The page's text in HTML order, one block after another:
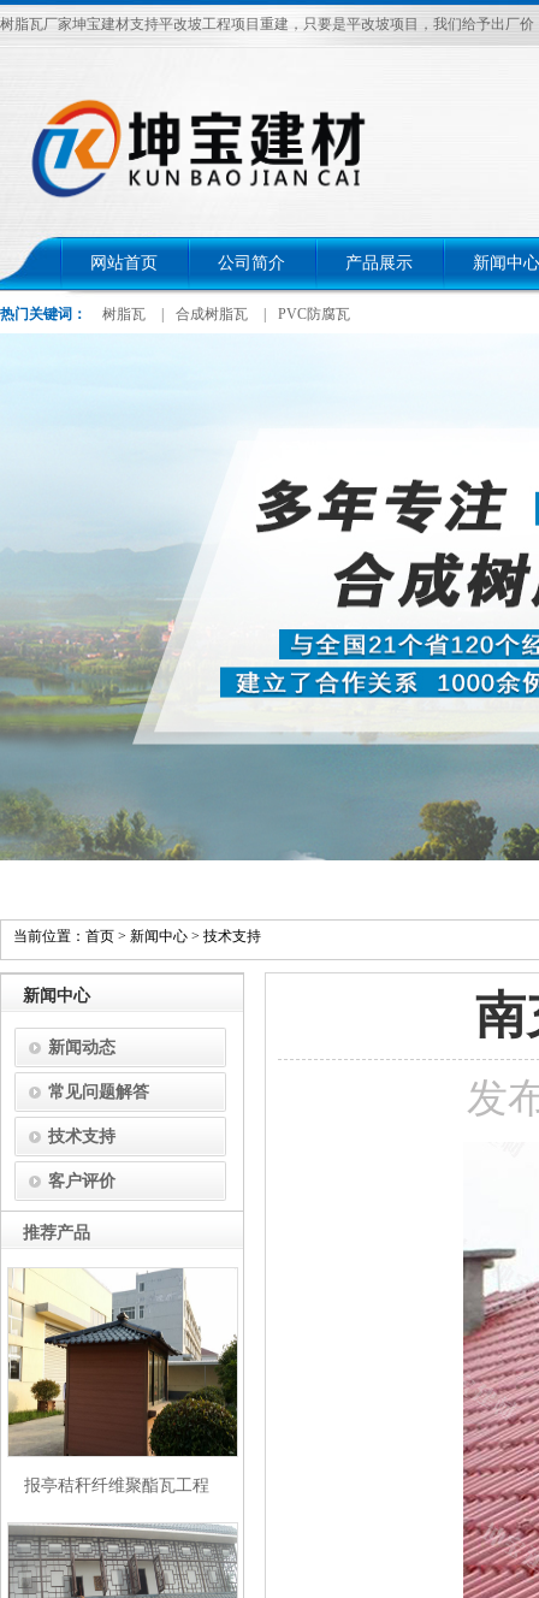
树脂瓦厂家坤宝建材支持平改坡工程项目重建，只要是平改坡项目，我们给予出厂价
网站首页 公司简介 产品展示 新闻中心
热门关键词： 树脂瓦 合成树脂瓦 PVC防腐瓦
当前位置： 首页 > 新闻中心 > 技术支持
南
发
新闻中心
新闻动态
常见问题解答
技术支持
客户评价
推荐产品
报亭秸秆纤维聚酯瓦工程